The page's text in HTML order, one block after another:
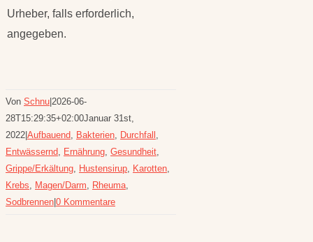
Urheber, falls erforderlich,
angegeben.
Von Schnu 2026-06-
28T15:29:35+02:00Januar 31st,
2022 Aufbauend Bakterien Durchfall
Entwässernd
Ernährung Gesundheit
Grippe/Erkältung
Hustensirup Karotten
Krebs
Magen/Darm Rheuma
Sodbrennen 0 Kommentare